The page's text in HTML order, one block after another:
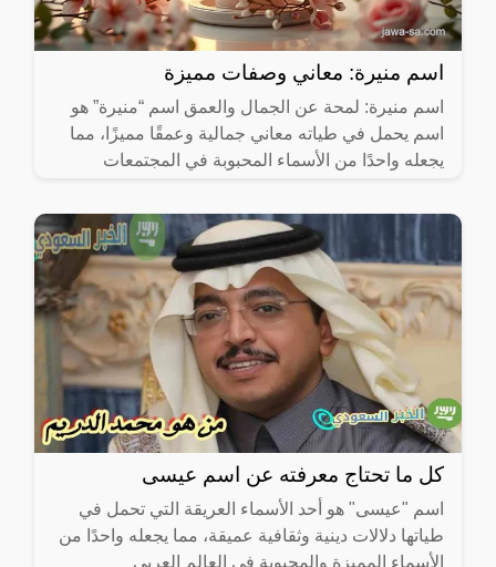
اسم منيرة: معاني وصفات مميزة
اسم منيرة: لمحة عن الجمال والعمق اسم “منيرة” هو
اسم يحمل في طياته معاني جمالية وعمقًا مميزًا، مما
يجعله واحدًا من الأسماء المحبوبة في المجتمعات
كل ما تحتاج معرفته عن اسم عيسى
اسم "عيسى" هو أحد الأسماء العريقة التي تحمل في
طياتها دلالات دينية وثقافية عميقة، مما يجعله واحدًا من
الأسماء المميزة والمحبوبة في العالم العربي